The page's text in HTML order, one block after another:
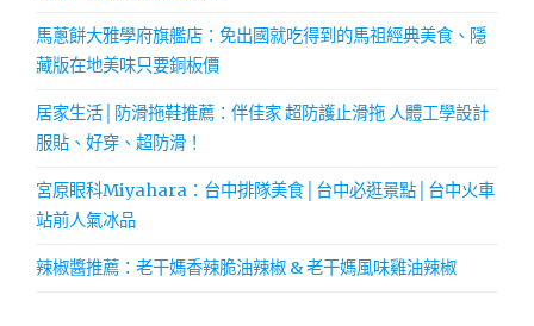
馬蔥餅大雅學府旗艦店：免出國就吃得到的馬祖經典美食、隱
藏版在地美味只要銅板價
居家生活│防滑拖鞋推薦：伴佳家 超防護止滑拖 人體工學設計
服貼、好穿、超防滑！
宮原眼科Miyahara：台中排隊美食│台中必逛景點│台中火車
站前人氣冰品
辣椒醬推薦：老干媽香辣脆油辣椒 & 老干媽風味雞油辣椒